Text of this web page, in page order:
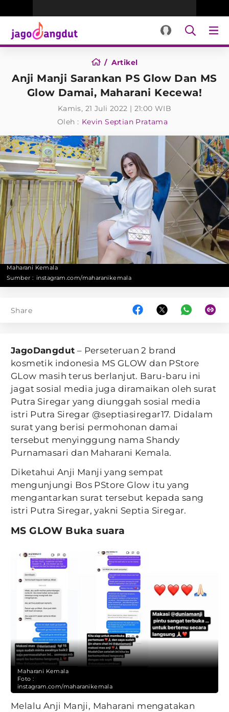
Artikel
Anji Manji Sarankan PS Glow Dan MS
Glow Damai, Maharani Kecewa!
Kamis, 21 Juli 2022 | 21:00 WIB
Oleh : Kevin Septian Pratama
Maharani Kemala
Sumber : instagram.com/maharanikemala
Share
JagoDangdut – Perseteruan 2 brand
kosmetik indonesia MS GLOW dan PStore
GLow masih terus berlanjut. Baru-baru ini
jagat sosial media juga diramaikan oleh surat
Putra Siregar yang diunggah sosial media
istri Putra Siregar @septiasiregar17. Didalam
surat yang berisi permohonan damai
tersebut menyinggung nama Shandy
Purnamasari dan Maharani Kemala.
Diketahui Anji Manji yang sempat
mengunjungi Bos PStore Glow itu yang
mengantarkan surat tersebut kepada sang
istri Putra Siregar, yakni Septia Siregar.
MS GLOW Buka suara
Maharani Kemala
Foto :
instagram.com/maharanikemala
Melalu Anji Manji, Maharani mengatakan